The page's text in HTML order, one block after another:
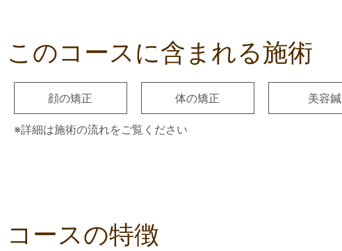
このコースに含まれる施術
顔の矯正 体の矯正 美容鍼
※詳細は施術の流れをご覧ください
コースの特徴